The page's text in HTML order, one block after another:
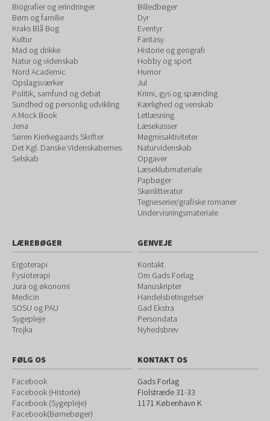
Biografier og erindringer
Børn og familie
Kraks Blå Bog
Kultur
Mad og drikke
Natur og videnskab
Nord Academic
Opslagsværker
Politik, samfund og debat
Sundhed og personlig udvikling
A Mock Book
Jena
Søren Kierkegaards Skrifter
Det Kgl. Danske Videnskabernes
Selskab
Billedbøger
Dyr
Eventyr
Fantasy
Historie og geografi
Hobby og sport
Humor
Jul
Krimi, gys og spænding
Kærlighed og venskab
Letlæsning
Læsekasser
Møgmisaktiviteter
Naturvidenskab
Opgaver
Læseklubmateriale
Papbøger
Skønlitteratur
Tegneserier/grafiske romaner
Undervisningsmateriale
LÆREBØGER
Ergoterapi
Fysioterapi
Jura og økonomi
Medicin
SOSU og PAU
Sygepleje
Trojka
GENVEJE
Kontakt
Om Gads Forlag
Manuskripter
Handelsbetingelser
Gad Ekstra
Persondata
Nyhedsbrev
FØLG OS
Facebook
Facebook (Historie)
Facebook (Sygepleje)
Facebook(Børnebøger)
KONTAKT OS
Gads Forlag
Fiolstræde 31-33
1171 København K